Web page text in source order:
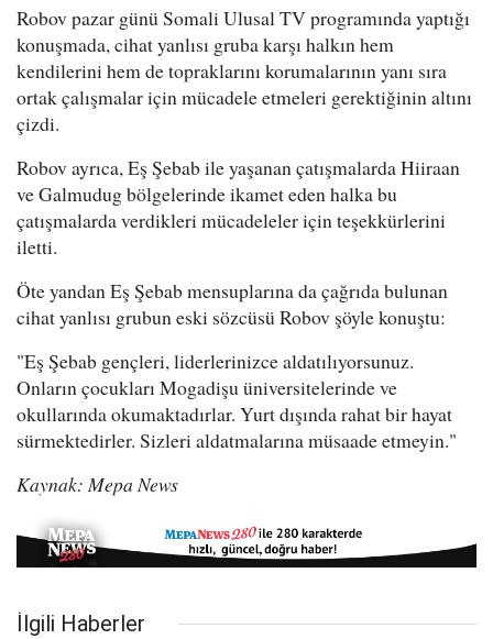
Robov pazar günü Somali Ulusal TV programında yaptığı
konuşmada, cihat yanlısı gruba karşı halkın hem
kendilerini hem de topraklarını korumalarının yanı sıra
ortak çalışmalar için mücadele etmeleri gerektiğinin altını
çizdi.
Robov ayrıca, Eş Şebab ile yaşanan çatışmalarda Hiiraan
ve Galmudug bölgelerinde ikamet eden halka bu
çatışmalarda verdikleri mücadeleler için teşekkürlerini
iletti.
Öte yandan Eş Şebab mensuplarına da çağrıda bulunan
cihat yanlısı grubun eski sözcüsü Robov şöyle konuştu:
"Eş Şebab gençleri, liderlerinizce aldatılıyorsunuz.
Onların çocukları Mogadişu üniversitelerinde ve
okullarında okumaktadırlar. Yurt dışında rahat bir hayat
sürmektedirler. Sizleri aldatmalarına müsaade etmeyin."
Kaynak: Mepa News
İlgili Haberler